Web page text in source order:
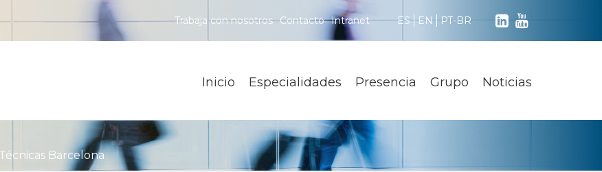
ES EN PT-BR
Trabaja con nosotros Contacto Intranet
Inicio Especialidades Presencia Grupo Noticias
Barcelona